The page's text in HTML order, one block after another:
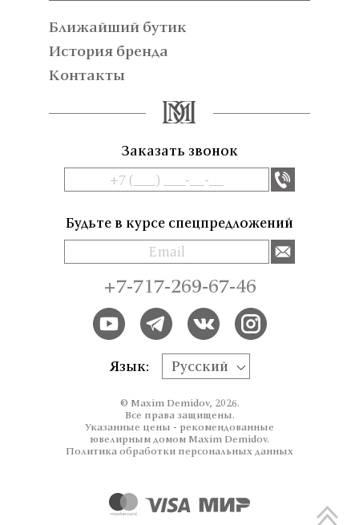
Ближайший бутик
История бренда
Контакты
Заказать звонок
Будьте в курсе спецпредложений
+7-717-269-67-46
Язык: Русский
© Maxim Demidov, 2026.
Все права защищены.
Указанные цены - рекомендованные
ювелирным домом Maxim Demidov.
Политика обработки персональных данных